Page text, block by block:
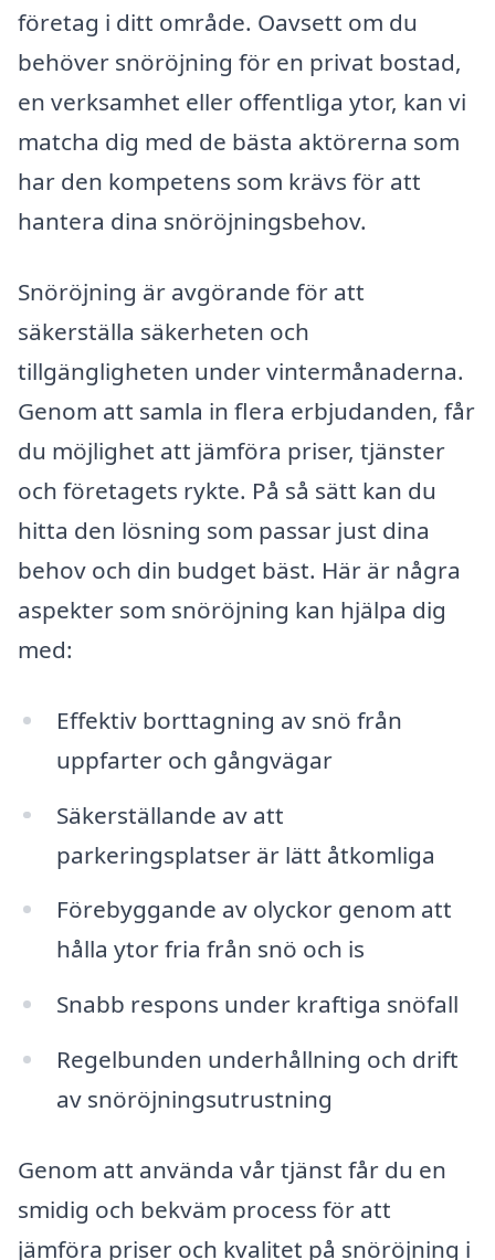
företag i ditt område. Oavsett om du
behöver snöröjning för en privat bostad,
en verksamhet eller offentliga ytor, kan vi
matcha dig med de bästa aktörerna som
har den kompetens som krävs för att
hantera dina snöröjningsbehov.
Snöröjning är avgörande för att
säkerställa säkerheten och
tillgängligheten under vintermånaderna.
Genom att samla in flera erbjudanden, får
du möjlighet att jämföra priser, tjänster
och företagets rykte. På så sätt kan du
hitta den lösning som passar just dina
behov och din budget bäst. Här är några
aspekter som snöröjning kan hjälpa dig
med:
Effektiv borttagning av snö från
uppfarter och gångvägar
Säkerställande av att
parkeringsplatser är lätt åtkomliga
Förebyggande av olyckor genom att
hålla ytor fria från snö och is
Snabb respons under kraftiga snöfall
Regelbunden underhållning och drift
av snöröjningsutrustning
Genom att använda vår tjänst får du en
smidig och bekväm process för att
jämföra priser och kvalitet på snöröjning i